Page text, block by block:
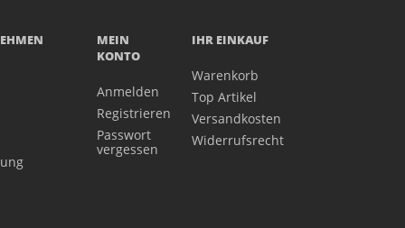
MEIN
KONTO
Anmelden
Registrieren
Passwort
vergessen
IHR EINKAUF
Warenkorb
Top Artikel
Versandkosten
Widerrufsrecht